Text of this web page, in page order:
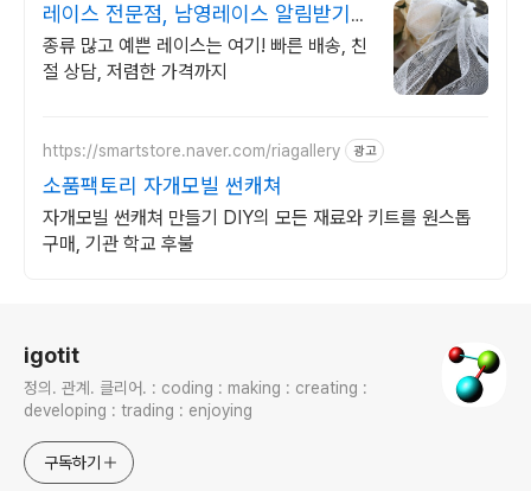
레이스 전문점, 남영레이스 알림받기시
매달 배송비 무료
종류 많고 예쁜 레이스는 여기! 빠른 배송, 친
절 상담, 저렴한 가격까지
https://smartstore.naver.com/riagallery 광고
소품팩토리 자개모빌 썬캐쳐
자개모빌 썬캐쳐 만들기 DIY의 모든 재료와 키트를 원스톱
구매, 기관 학교 후불
igotit
정의. 관계. 클리어. : coding : making : creating :
developing : trading : enjoying
구독하기